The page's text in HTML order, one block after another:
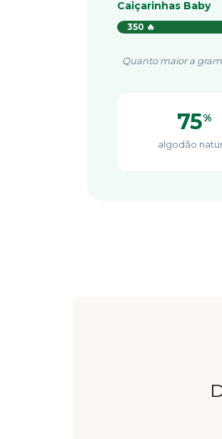
Caiçarinhas Baby
350 🔥
Quanto maior a
75%
algodão